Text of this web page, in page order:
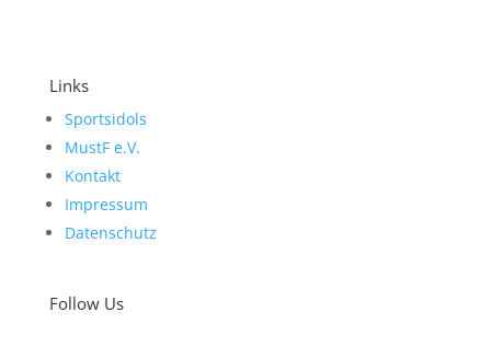
Links
Sportsidols
MustF e.V.
Kontakt
Impressum
Datenschutz
Follow Us